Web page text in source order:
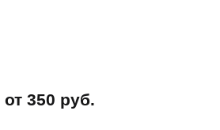
от 350 руб.